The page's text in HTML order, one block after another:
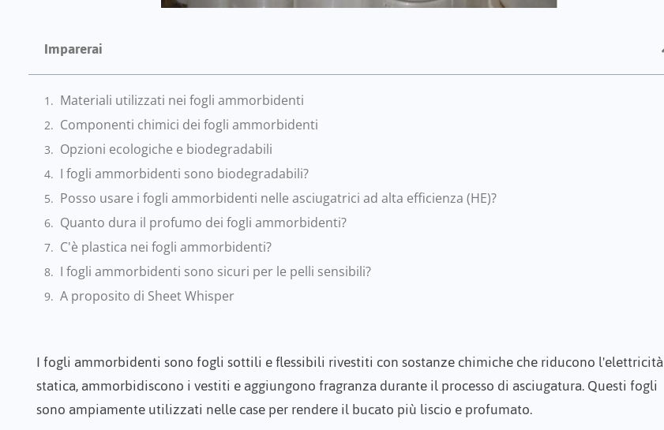
Imparerai
Materiali utilizzati nei fogli ammorbidenti
Componenti chimici dei fogli ammorbidenti
Opzioni ecologiche e biodegradabili
I fogli ammorbidenti sono biodegradabili?
Posso usare i fogli ammorbidenti nelle asciugatrici ad alta efficienza (HE)?
Quanto dura il profumo dei fogli ammorbidenti?
C'è plastica nei fogli ammorbidenti?
I fogli ammorbidenti sono sicuri per le pelli sensibili?
A proposito di Sheet Whisper
I fogli ammorbidenti sono fogli sottili e flessibili rivestiti con sostanze chimiche che riducono l'elettricità
statica, ammorbidiscono i vestiti e aggiungono fragranza durante il processo di asciugatura. Questi fogli
sono ampiamente utilizzati nelle case per rendere il bucato più liscio e profumato.